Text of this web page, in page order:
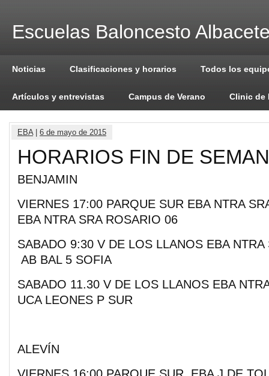
Escuelas Baloncesto
Noticias Clasificaciones y horarios Todos los
Artículos y entrevistas Campus de Verano Clinic de
EBA| 6 de mayo de 2015
HORARIOS FIN DE
BENJAMIN
VIERNES 17:00 PARQUE SUR EBA NTRA
EBA NTRA SRA ROSARIO 06
SABADO 9:30 V DE LOS LLANOS EBA
AB BAL 5 SOFIA
SABADO 11.30 V DE LOS LLANOS EBA
UCA LEONES P SUR
ALEVÍN